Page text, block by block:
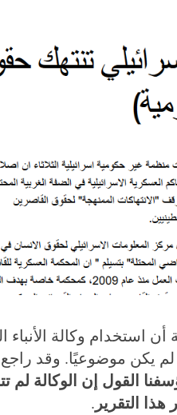
أن استخدام وكالة
القول إن الوكالة
التقرير .